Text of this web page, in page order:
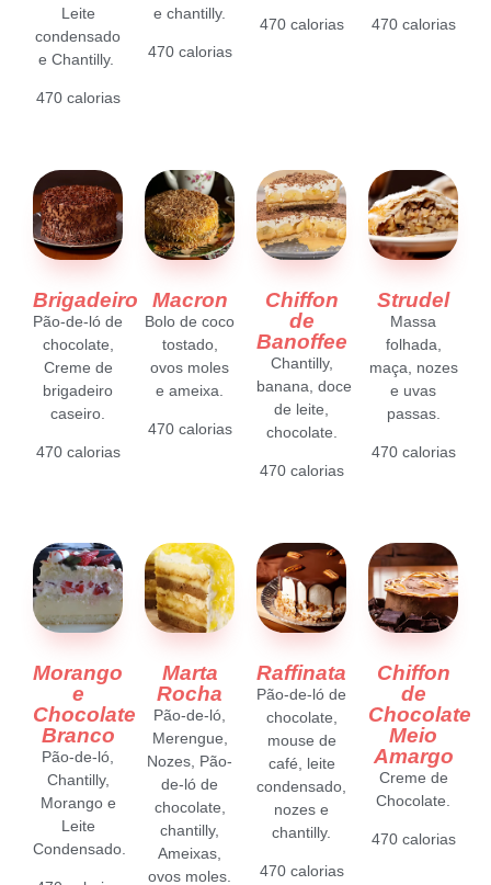
Leite
condensado
e Chantilly.
470 calorias
e chantilly.
470 calorias
470 calorias 470 calorias
Brigadeiro
Pão-de-ló de
chocolate,
Creme de
brigadeiro
caseiro.
470 calorias
Macron
Bolo de coco
tostado,
ovos moles
e ameixa.
470 calorias
Chiffon
de
Banoffee
Chantilly,
banana, doce
de leite,
chocolate.
470 calorias
Strudel
Massa
folhada,
maça, nozes
e uvas
passas.
470 calorias
Morango
e
Chocolate
Branco
Pão-de-ló,
Chantilly,
Morango e
Leite
Condensado.
Marta
Rocha
Pão-de-ló,
Merengue,
Nozes, Pão-
de-ló de
chocolate,
chantilly,
Ameixas,
ovos moles.
Raffinata
Pão-de-ló de
chocolate,
mouse de
café, leite
condensado,
nozes e
chantilly.
470 calorias
Chiffon
de
Chocolate
Meio
Amargo
Creme de
Chocolate.
470 calorias